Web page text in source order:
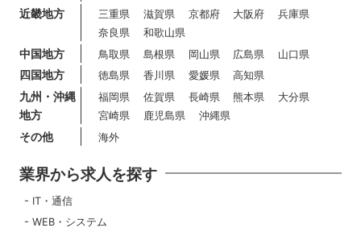
近畿地方 三重県 滋賀県 京都府 大阪府
兵庫県
奈良県
和歌山県
中国地方 鳥取県 島根県 岡山県 広島県 山口県
四国地方 徳島県 香川県 愛媛県 高知県
九州・沖縄
地方
福岡県 佐賀県 長崎県 熊本県
大分県
宮崎県
鹿児島県 沖縄県
その他 海外
業界から求人を探す
IT・通信
WEB・システム